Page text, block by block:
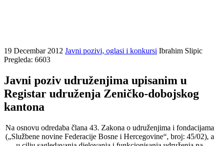
19 Decembar 2012 Javni pozivi, oglasi i konkursi Ibrahim Slipic
Pregleda: 6603
Javni poziv udruženjima upisanim u
Registar udruženja Zeničko-dobojskog
kantona
Na osnovu odredaba člana 43. Zakona o udruženjima i fondacijama
(„Službene novine Federacije Bosne i Hercegovine“, broj: 45/02), a